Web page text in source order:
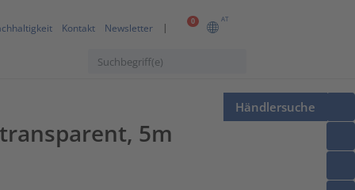
0 AT
Kontakt Newsletter
Händlersuche
5m